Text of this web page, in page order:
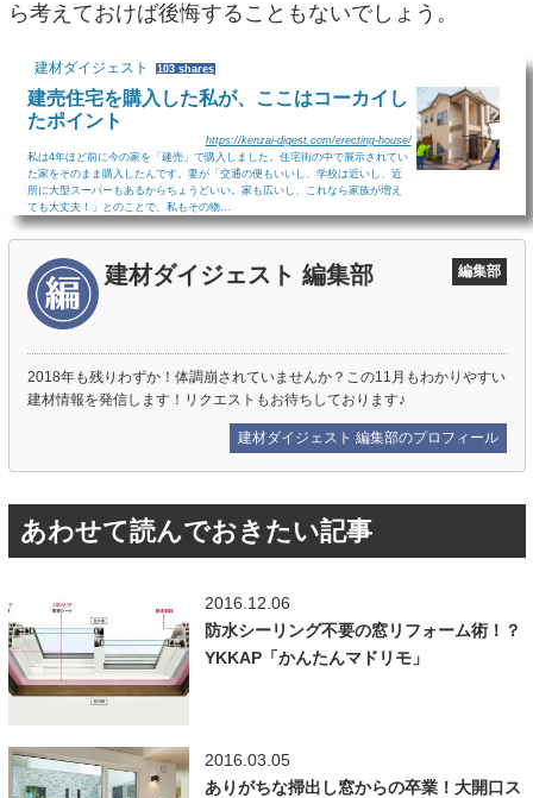
ら考えておけば後悔することもないでしょう。
建材ダイジェスト 103 shares
建売住宅を購入した私が、ここはコーカイし
たポイント
https://kenzai-digest.com/erecting-house/
私は4年ほど前に今の家を「建売」で購入しました。住宅街の中で展示されてい
た家をそのまま購入したんです。妻が「交通の便もいいし、学校は近いし、近
所に大型スーパーもあるからちょうどいい。家も広いし、これなら家族が増え
ても大丈夫！」とのことで、私もその物...
建材ダイジェスト 編集部 編集部
2018年も残りわずか！体調崩されていませんか？この11月もわかりやすい
建材情報を発信します！リクエストもお待ちしております♪
建材ダイジェスト 編集部のプロフィール
あわせて読んでおきたい記事
2016.12.06
防水シーリング不要の窓リフォーム術！？
YKKAP「かんたんマドリモ」
2016.03.05
ありがちな掃出し窓からの卒業！大開口ス